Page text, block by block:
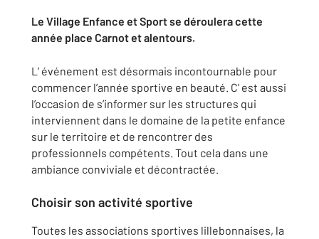
Le Village Enfance et Sport se déroulera cette
année place Carnot et alentours.
L’ événement est désormais incontournable pour
commencer l’année sportive en beauté. C’ est aussi
l’occasion de s’informer sur les structures qui
interviennent dans le domaine de la petite enfance
sur le territoire et de rencontrer des
professionnels compétents. Tout cela dans une
ambiance conviviale et décontractée.
Choisir son activité sportive
Toutes les associations sportives lillebonnaises, la